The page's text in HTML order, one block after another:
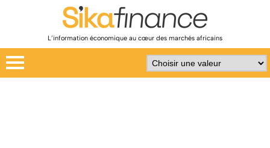
L’information économique au cœur des marchés africains